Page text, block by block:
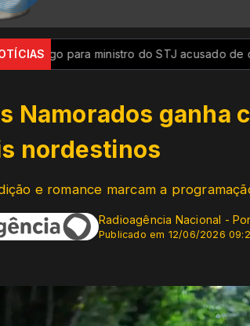
ministro do STJ acusado de crime sexual
Namorados ganha
nordestinos
e romance marcam a
Radioagência Nacional - Por
Publicado em 12/06/2026